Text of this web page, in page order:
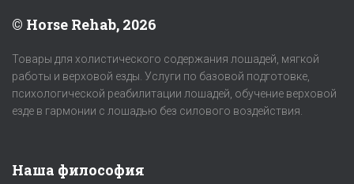
© Horse Rehab, 2026
Товары для холистического содержания лошадей, мягкой
работы и верховой езды. Услуги по базовой подготовке,
психологической реабилитации лошадей, обучение верховой
езде в гармонии с лошадью без силового воздействия.
Наша философия